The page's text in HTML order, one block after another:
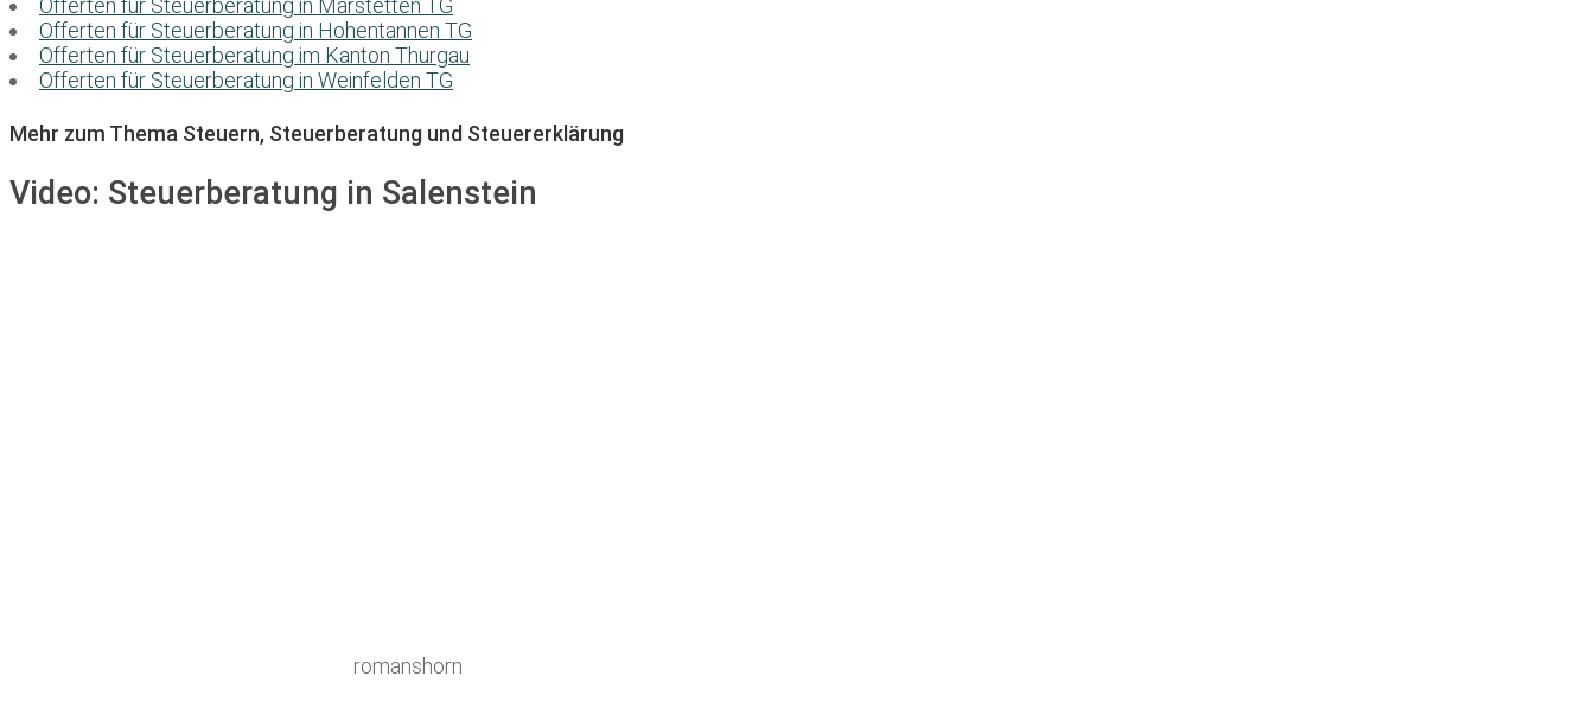
Offerten für Steuerberatung in Märstetten TG
Offerten für Steuerberatung in Hohentannen TG
Offerten für Steuerberatung im Kanton Thurgau
Offerten für Steuerberatung in Weinfelden TG
Mehr zum Thema Steuern, Steuerberatung und Steuererklärung
Video: Steuerberatung in Salenstein
romanshorn